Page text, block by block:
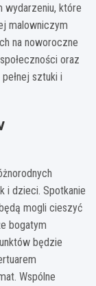
które
malowniczym
na noworoczne
oraz
sztuki i
i dzieci. Spotkanie
mogli cieszyć
bogatym
będzie
Wspólne